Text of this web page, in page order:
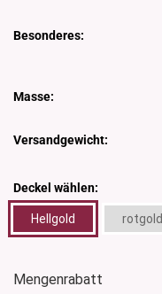
Besonderes:
Masse:
Versandgewicht:
Deckel wählen:
Hellgold rotgold
Mengenrabatt